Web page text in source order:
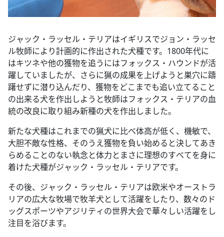
ジャック・ラッセル・テリアはイギリスでジョン・ラッセ
ル牧師により計画的に作出された犬種です。1800年代に
はキツネや他の獲物を追うにはフォックス・ハウンドが活
躍していましたが、さらに猟の成果を上げようと巣穴に躊
躇せずに潜り込んだり、獲物をどこまでも追い立てること
の出来る犬を作出しようと牧師はフォックス・テリアの血
統の改良に取り組み新種の犬を作出しました。
新たな犬種はこれまでの猟犬に比べ体高が低く、機敏で、
大胆不敵な性格、そのうえ獲物を負い始めると決してあき
らめることのない執念と体力とまさに理想のすべてを身に
着けた犬種がジャック・ラッセル・テリアです。
その後、ジャック・ラッセル・テリアは欧米やオーストラ
リアの広大な牧場で牧羊犬として活躍をしたり、数々のド
ッグスポーツやアジリティの世界大会で華々しい活躍をし
注目を浴びます。